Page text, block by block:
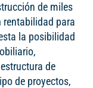
de miles
rentabilidad para
la posibilidad
de
de proyectos,